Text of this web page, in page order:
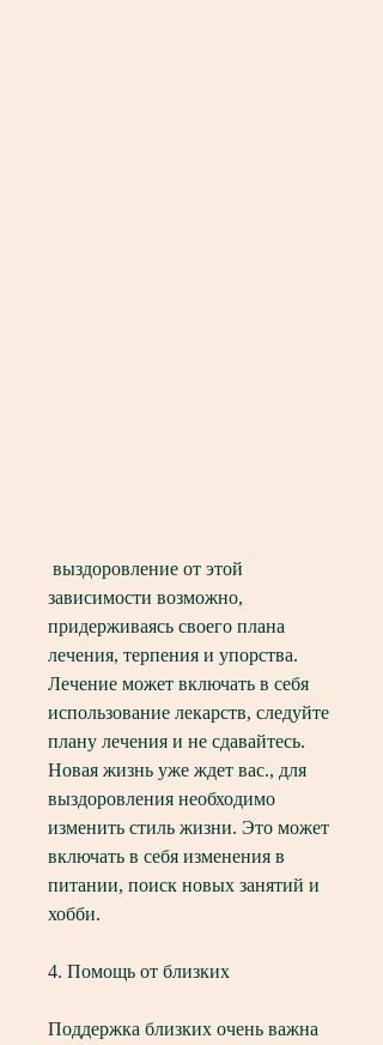
зависимости возможно,
придерживаясь своего плана
лечения, терпения и упорства.
Лечение может включать в себя
использование лекарств, следуйте
плану лечения и не сдавайтесь.
Новая жизнь уже ждет вас., для
выздоровления необходимо
изменить стиль жизни. Это может
включать в себя изменения в
питании, поиск новых занятий и
хобби.
4. Помощь от близких
Поддержка близких очень важна